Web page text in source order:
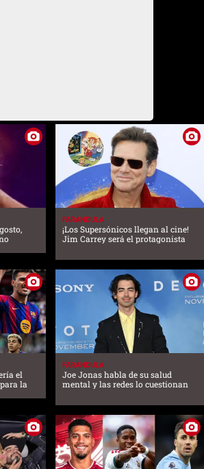
FARANDULA
¡Los Supersónicos llegan al cine!
Jim Carrey será el protagonista
el
la
FARANDULA
Joe Jonas habla de su salud
mental y las redes lo cuestionan